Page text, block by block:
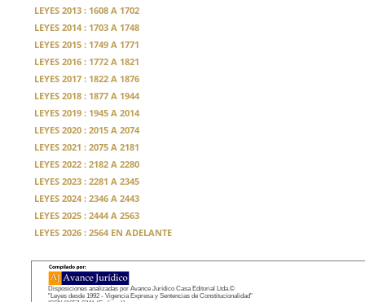
LEYES 2013 : 1608 A 1702
LEYES 2014 : 1703 A 1748
LEYES 2015 : 1749 A 1771
LEYES 2016 : 1772 A 1821
LEYES 2017 : 1822 A 1876
LEYES 2018 : 1877 A 1944
LEYES 2019 : 1945 A 2014
LEYES 2020 : 2015 A 2074
LEYES 2021 : 2075 A 2181
LEYES 2022 : 2182 A 2280
LEYES 2023 : 2281 A 2345
LEYES 2024 : 2346 A 2443
LEYES 2025 : 2444 A 2563
LEYES 2026 : 2564 EN ADELANTE
Disposiciones analizadas por Avance Jurídico Casa Editorial Ltda.©
"Leyes desde 1992 - Vigencia Expresa y Sentencias de Constitucionalidad"